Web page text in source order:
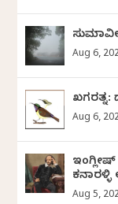
Aug 6,
Aug 6,
Aug 5,